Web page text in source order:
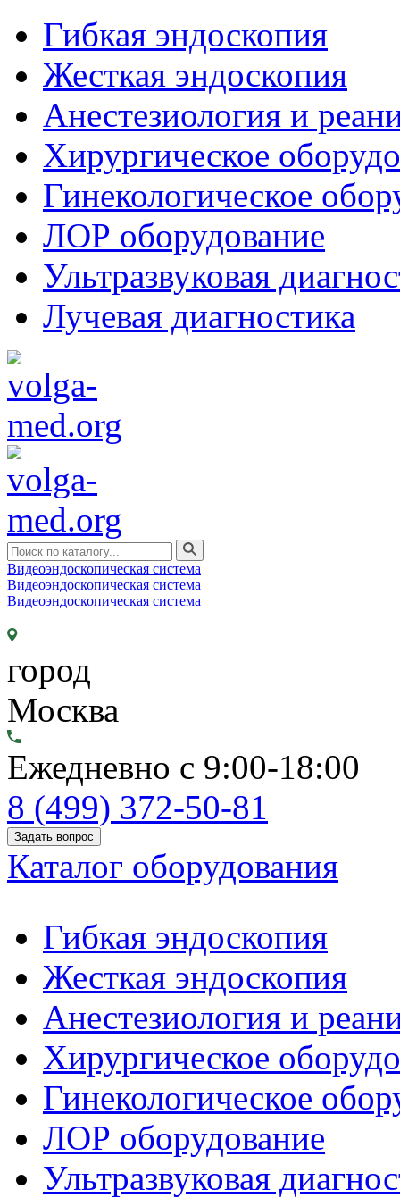
Гибкая эндоскопия
Жесткая эндоскопия
Анестезиология и
Хирургическое
Гинекологическое
ЛОР оборудование
Ультразвуковая
Лучевая диагностика
Видеоэндоскопическая система
Видеоэндоскопическая система
Видеоэндоскопическая система
город
Москва
Ежедневно с 9:00-18:00
8 (499) 372-50-81
Задать вопрос
Каталог оборудования
Гибкая эндоскопия
Жесткая эндоскопия
Анестезиология и
Хирургическое
Гинекологическое
ЛОР оборудование
Ультразвуковая